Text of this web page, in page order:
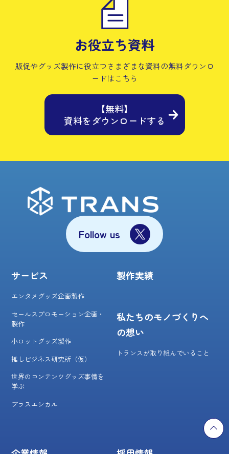
お役立ち資料
販促やグッズ製作に役立つさまざまな資料の無料ダウンロ
ードはこちら
【無料】
資料をダウンロードする
Follow us
サービス
エンタメグッズ企画製作
セールスプロモーション企画・
製作
小ロットグッズ製作
推しビジネス研究所（仮）
世界のコンテンツグッズ事情を
学ぶ
プラスエシカル
製作実績
私たちのモノづくりへ
の想い
トランスが取り組んでいること